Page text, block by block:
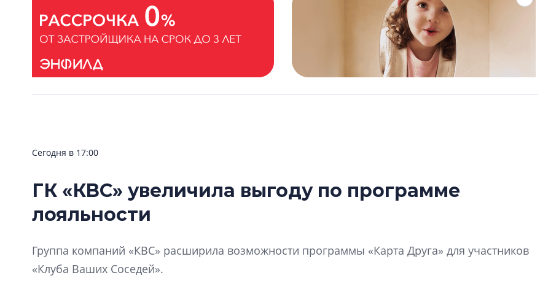
Сегодня в 17:00
ГК «КВС» увеличила выгоду по программе
лояльности
Группа компаний «КВС» расширила возможности программы «Карта Друга» для участников
«Клуба Ваших Соседей».
Девелопер